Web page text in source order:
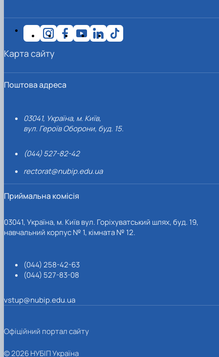
Поштова адреса
03041, Україна, м. Київ,
вул. Героїв Оборони, буд. 15.
(044) 527-82-42
rectorat@nubip.edu.ua
Приймальна комісія
03041, Україна, м. Київ вул. Горіхуватський шлях, буд. 19,
навчальний корпус № 1, кімната № 12.
(044) 258-42-63
(044) 527-83-08
vstup@nubip.edu.ua
Карта сайту
Офіційний портал сайту
© 2026 НУБІП Україна